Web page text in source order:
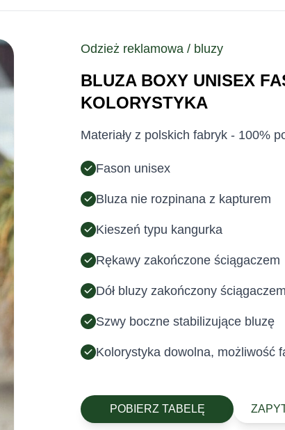
Odzież reklamowa / bluzy
BLUZA BOXY UNISEX
KOLORYSTYKA
Materiały z polskich fabryk - 100%
Fason unisex
Bluza nie rozpinana z kapturem
Kieszeń typu kangurka
Rękawy zakończone ściągaczem
Dół bluzy zakończony ściągaczem
Szwy boczne stabilizujące bluzę
Kolorystyka dowolna, możliwość
POBIERZ TABELĘ